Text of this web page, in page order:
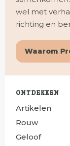
wel met
richting en
Waarom
ONTDEKKEN
Artikelen
Rouw
Geloof